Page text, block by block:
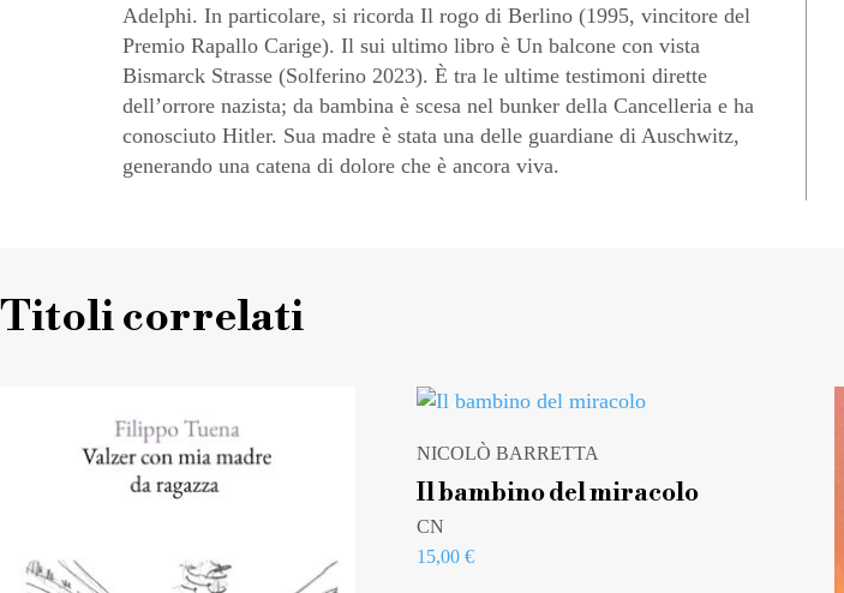
Adelphi. In particolare, si ricorda Il rogo di Berlino (1995, vincitore del
Premio Rapallo Carige). Il sui ultimo libro è Un balcone con vista
Bismarck Strasse (Solferino 2023). È tra le ultime testimoni dirette
dell’orrore nazista; da bambina è scesa nel bunker della Cancelleria e ha
conosciuto Hitler. Sua madre è stata una delle guardiane di Auschwitz,
generando una catena di dolore che è ancora viva.
Titoli correlati
NICOLÒ BARRETTA
Il bambino del miracolo
CN
15,00€